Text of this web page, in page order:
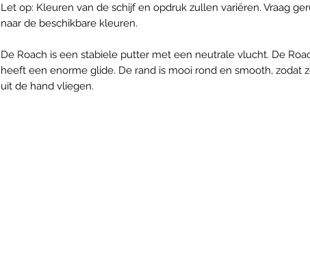
Let op: Kleuren van de schijf en opdruk zullen variëren. Vraag
naar de beschikbare kleuren.
De Roach is een stabiele putter met een neutrale vlucht. De
heeft een enorme glide. De rand is mooi rond en smooth, zodat
uit de hand vliegen.